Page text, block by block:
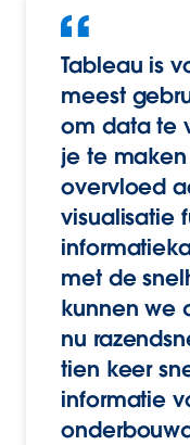
Tableau is
meest
om data te
je te
overvloed
visualisatie
met de
kunnen we
nu
tien keer
informatie